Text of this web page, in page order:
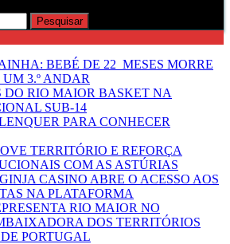
BEBÉ DE 22 MESES MORRE
3.º ANDAR
DO RIO MAIOR BASKET NA
SUB-14
PARA CONHECER
TERRITÓRIO E REFORÇA
COM AS ASTÚRIAS
CASINO ABRE O ACESSO AOS
NA PLATAFORMA
RIO MAIOR NO
DOS TERRITÓRIOS
PORTUGAL